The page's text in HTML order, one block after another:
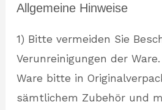
Allgemeine Hinweise
1) Bitte vermeiden Sie
Verunreinigungen der
Ware bitte in
sämtlichem Zubehör und